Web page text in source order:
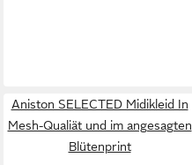
Aniston SELECTED Midikleid In
Mesh-Qualiät und im angesagten
Blütenprint